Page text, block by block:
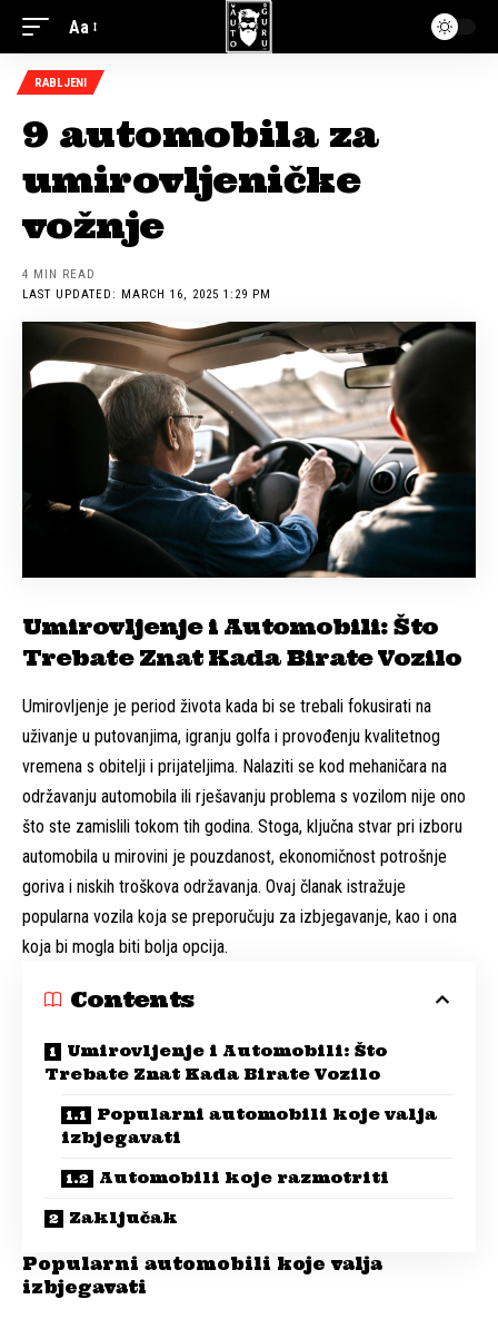
Aa
RABLJENI
9 automobila za
umirovljeničke
vožnje
LAST UPDATED: MARCH 16, 2025 1:29 PM
4 MIN READ
Umirovljenje i Automobili: Što
Trebate Znat Kada Birate Vozilo
Umirovljenje je period života kada bi se trebali fokusirati na
uživanje u putovanjima, igranju golfa i provođenju kvalitetnog
vremena s obitelji i prijateljima. Nalaziti se kod mehaničara na
održavanju automobila ili rješavanju problema s vozilom nije ono
što ste zamislili tokom tih godina. Stoga, ključna stvar pri izboru
automobila u mirovini je pouzdanost, ekonomičnost potrošnje
goriva i niskih troškova održavanja. Ovaj članak istražuje
popularna vozila koja se preporučuju za izbjegavanje, kao i ona
koja bi mogla biti bolja opcija.
Contents
Umirovljenje i Automobili: Što
Trebate Znat Kada Birate Vozilo
Popularni automobili koje valja
izbjegavati
Automobili koje razmotriti
Zaključak
Popularni automobili koje valja
izbjegavati